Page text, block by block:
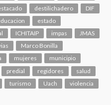
destilichadero
DIF
estado
ICHITAIP impas
JMAS
Marco Bonilla
mujeres
municipio
predial regidores
salud
turismo Uach violencia